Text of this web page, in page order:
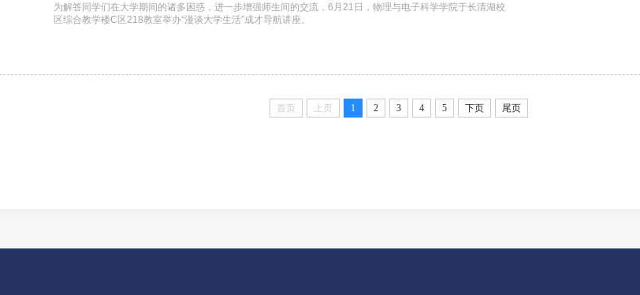
为解答同学们在大学期间的诸多困惑，进一步增强师生间的交流，6月21日，物理与电子科学学院于长清湖校
区综合教学楼C区218教室举办“漫谈大学生活”成才导航讲座。
首页 上页 1 2 3 4 5 下页 尾页